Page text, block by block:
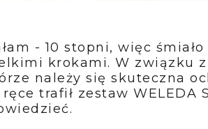
- 10 stopni, więc
krokami. W związku
należy się skuteczna
trafił zestaw WELEDA